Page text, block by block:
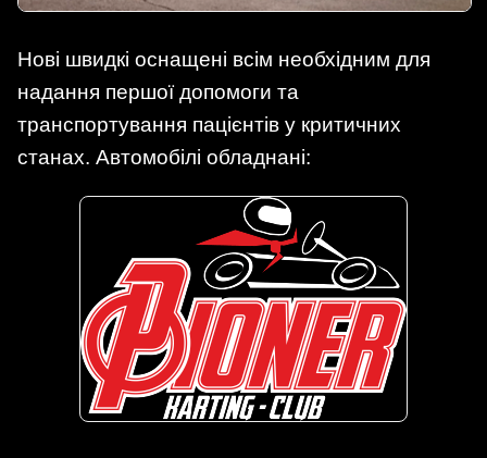
Нові швидкі оснащені всім необхідним для
надання першої допомоги та
транспортування пацієнтів у критичних
станах. Автомобілі обладнані: